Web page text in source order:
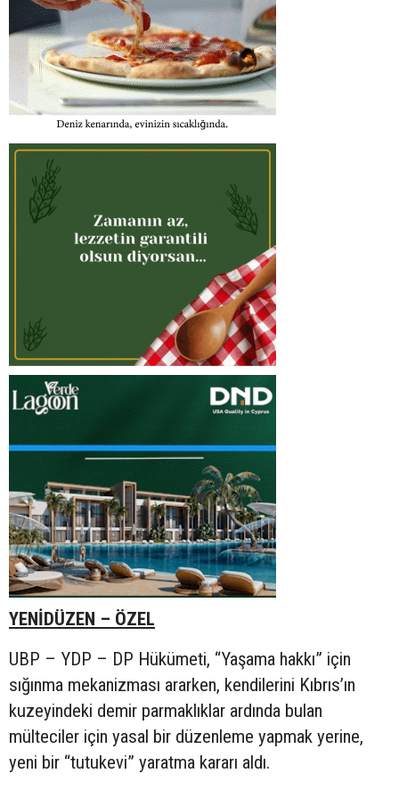
YENİDÜZEN – ÖZEL
UBP – YDP – DP Hükümeti, “Yaşama hakkı” için
sığınma mekanizması ararken, kendilerini Kıbrıs’ın
kuzeyindeki demir parmaklıklar ardında bulan
mülteciler için yasal bir düzenleme yapmak yerine,
yeni bir “tutukevi” yaratma kararı aldı.